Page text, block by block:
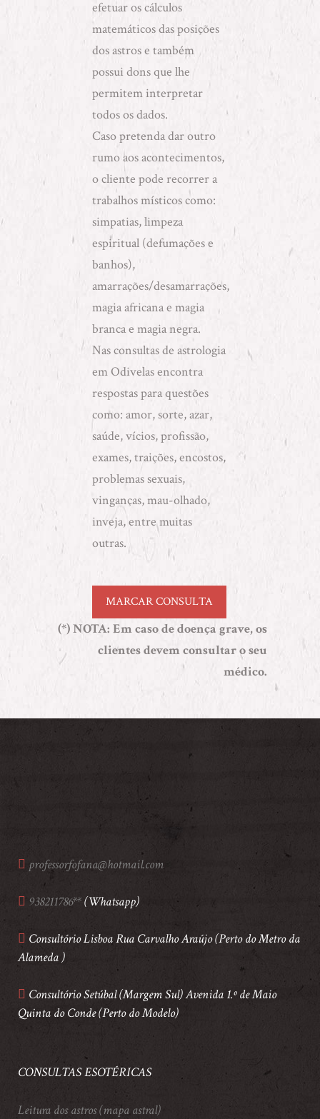
efetuar os cálculos
matemáticos das posições
dos astros e também
possui dons que lhe
permitem interpretar
todos os dados.
Caso pretenda dar outro
rumo aos acontecimentos,
o cliente pode recorrer a
trabalhos místicos como:
simpatias,limpeza
espiritual (defumações e
banhos),
amarrações/desamarrações,
magia africanae magia
branca e magia negra.
Nas consultas de astrologia
em Odivelas encontra
respostas para questões
como: amor, sorte, azar,
saúde, vícios, profissão,
exames, traições, encostos,
problemas sexuais,
vinganças, mau-olhado,
inveja, entre muitas
outras.
MARCAR CONSULTA
(*) NOTA: Em caso de doença grave, os
clientes devem consultar o seu
médico.
professorfofana@hotmail.com
938211786**(Whatsapp)
Consultório Lisboa Rua Carvalho Araújo (Perto do Metro da
Alameda )
Consultório Setúbal (Margem Sul) Avenida 1.º de Maio
Quinta do Conde (Perto do Modelo)
CONSULTAS ESOTÉRICAS
Leitura dos astros (mapa astral)